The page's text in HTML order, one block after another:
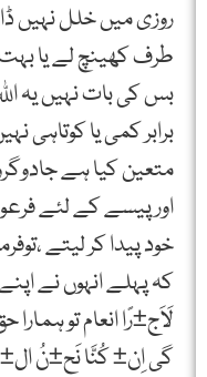
روزی میں خلل نہیں
طرف کھینچ لے یا
بس کی بات نہیں یہ
برابر کمی یا کوتاہی
متعین کیا ہے
اور پیسے کے لئے
خود پیدا کر لیتے
کہ پہلے انہوں نے
لَاَج±رًا انعام تو
گی اِن± کُنَّا نَح±نُ